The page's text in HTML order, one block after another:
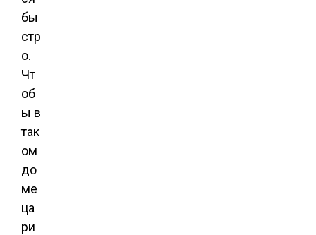
бы
стр
о.
Чт
об
ы в
так
ом
до
ме
ца
ри